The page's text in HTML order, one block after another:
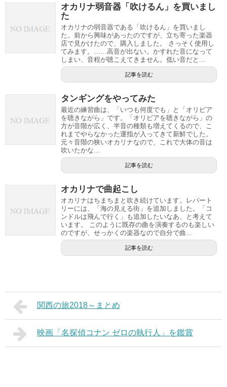
オカリナ弱音器「吹けるん」を買いまし
た
オカリナの弱音器である「吹けるん」を買いまし
た。前から興味があったのですが、立ち寄った楽器
店で見かけたので、購入しました。 さっそく使用し
てみます。……高音が出ない。かすれた音になって
しまい、音程が聴こえてきません。低い音だと...
記事を読む
タンギングをやってみた
最近の練習曲は、「いつも何度でも」と「オリビア
を聴きながら」です。「オリビアを聴きながら」の
方が音階が広く、半音の種類も増えてくるので、こ
れまでやらなかった運指が入ってきて新鮮でした。
元々音階の狭いオカリナなので、これで大体の音は
吹いたかな...
記事を読む
オカリナで曲起こし
オカリナはちまちまと吹き続けています。レパート
リーには、「海の見える街」を追加しました。「コ
ンドルは飛んで行く」も追加したいなあ、と考えて
います。 このように既存の曲を演奏するのも楽しい
のですが、せっかくの楽器なので自分で曲...
記事を読む
関西の旅2018～まとめ
映画「名探偵コナン ゼロの執行人」を鑑賞